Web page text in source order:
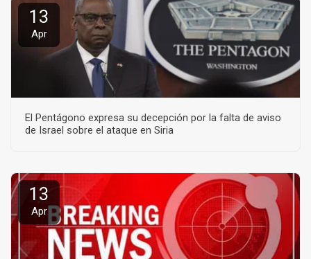
13
Apr
El Pentágono expresa su decepción por la falta de aviso
de Israel sobre el ataque en Siria
13
Apr